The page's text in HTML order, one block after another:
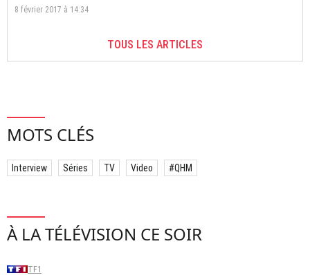
8 février 2017 à 14:34
TOUS LES ARTICLES
MOTS CLÉS
Interview Séries TV Video #QHM
À LA TÉLÉVISION CE SOIR
TF1